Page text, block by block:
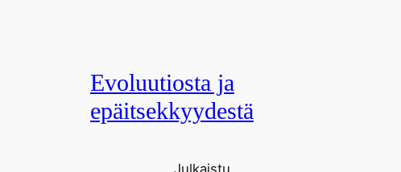
Evoluutiosta ja
epäitsekkyydestä
Julkaistu